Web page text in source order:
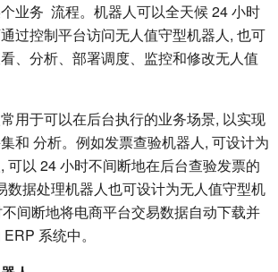
业务 流程。机器人可以全天候 24 小时
过控制平台访问无人值守型机器人, 也可
、分析、部署调度、监控和修改无人值
用于可以在后台执行的业务场景, 以实现
和 分析。例如发票查验机器人, 可设计为
可以 24 小时不间断地在后台查验发票的
数据处理机器人也可设计为无人值守型机
间断地将电商平台交易数据自动下载并
系统中。